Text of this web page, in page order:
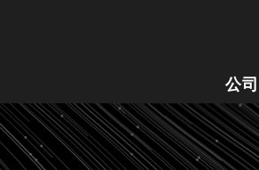
公